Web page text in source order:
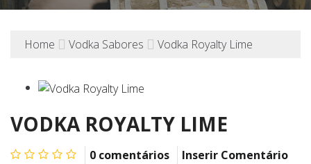
Home Vodka Sabores Vodka Royalty Lime
VODKA ROYALTY LIME
0 comentários Inserir Comentário